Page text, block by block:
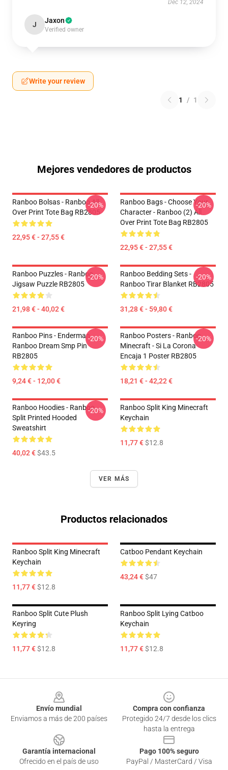
Dec 12, 2024
J Jaxon
Verified owner
Write your review
1 / 1
Mejores vendedores de productos
Ranboo Bolsas - Ranboo All
Over Print Tote Bag RB2805
22,95 € - 27,55 €
-20%
Ranboo Bags - Choose Your
Character - Ranboo (2) All
Over Print Tote Bag RB2805
22,95 € - 27,55 €
-20%
Ranboo Puzzles - Ranboo
Jigsaw Puzzle RB2805
21,98 € - 40,02 €
-20%
Ranboo Bedding Sets -
Ranboo Tirar Blanket RB2805
31,28 € - 59,80 €
-20%
Ranboo Pins - Enderman
Ranboo Dream Smp Pin
RB2805
9,24 € - 12,00 €
-20%
Ranboo Posters - Ranboo
Minecraft - Si La Corona
Encaja 1 Poster RB2805
18,21 € - 42,22 €
-20%
Ranboo Hoodies - Ranboo
Split Printed Hooded
Sweatshirt
40,02 €$43.5
-20%
Ranboo Split King Minecraft
Keychain
11,77 €$12.8
VER MÁS
Productos relacionados
Ranboo Split King Minecraft
Keychain
11,77 €$12.8
Catboo Pendant Keychain
43,24 €$47
Ranboo Split Cute Plush
Keyring
11,77 €$12.8
Ranboo Split Lying Catboo
Keychain
11,77 €$12.8
Envío mundial
Enviamos a más de 200 países
Compra con confianza
Protegido 24/7 desde los clics
hasta la entrega
Garantía internacional
Ofrecido en el país de uso
Pago 100% seguro
PayPal / MasterCard / Visa